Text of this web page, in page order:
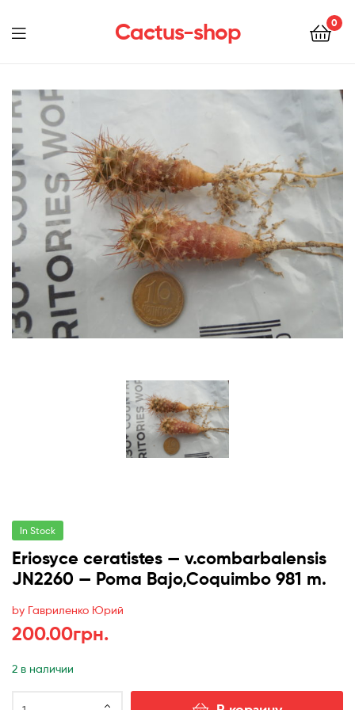
Cactus-shop 0
Menu
In Stock
Eriosyce ceratistes — v.combarbalensis
JN2260 — Poma Bajo,Coquimbo 981 m.
by Гавриленко Юрий
200.00грн.
2 в наличии